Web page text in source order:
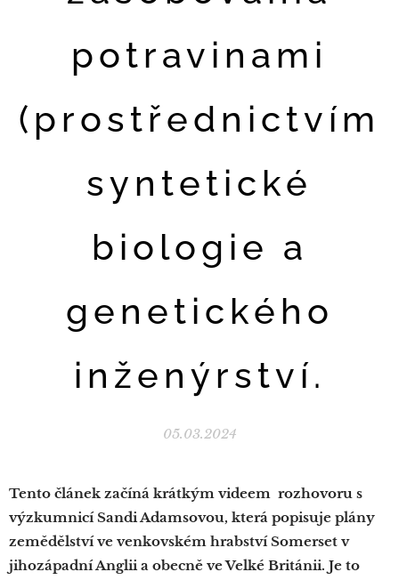
potravinami
(prostřednictvím
syntetické
biologie a
genetického
inženýrství.
05.03.2024
Tento článek začíná krátkým videem rozhovoru s
výzkumnicí Sandi Adamsovou, která popisuje plány
zemědělství ve venkovském hrabství Somerset v
jihozápadní Anglii a obecně ve Velké Británii. Je to